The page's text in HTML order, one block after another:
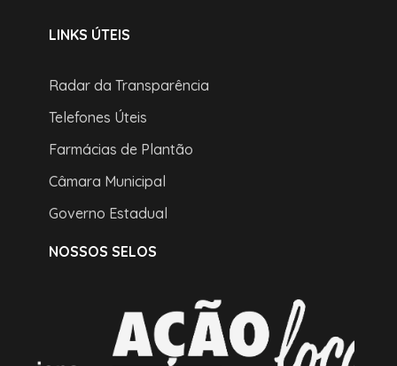
LINKS ÚTEIS
Radar da Transparência
Telefones Úteis
Farmácias de Plantão
Câmara Municipal
Governo Estadual
NOSSOS SELOS